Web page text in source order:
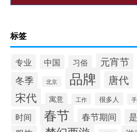
标签
专业 中国 习俗 元宵节
冬季 北京 品牌 唐代
宋代 寓意 工作 很多人
时间 春节 春节期间